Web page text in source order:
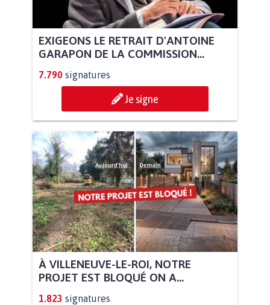
EXIGEONS LE RETRAIT D'ANTOINE
GARAPON DE LA COMMISSION...
7.790 signatures
Je signe
À VILLENEUVE-LE-ROI, NOTRE
PROJET EST BLOQUÉ ON A...
1.823 signatures